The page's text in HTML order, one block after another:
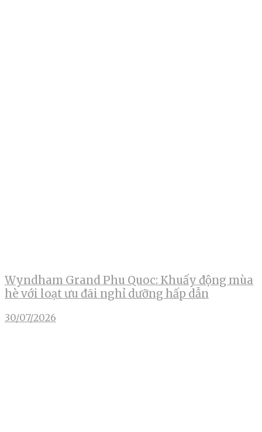
Wyndham Grand Phu Quoc: Khuấy động mùa
hè với loạt ưu đãi nghỉ dưỡng hấp dẫn
30/07/2026